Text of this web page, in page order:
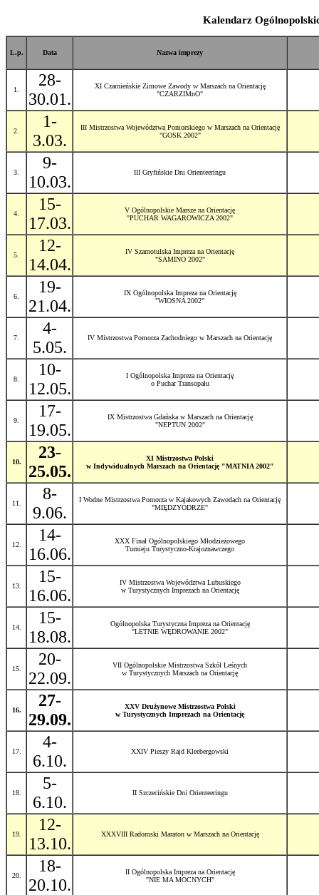
Kalendarz
L.p. Data Nazwa imprezy
1.
28-
30.01.
XI Czarnieńskie Zimowe Zawody w Marszach na Orientację
"CZARZIMnO"
2.
1-
3.03.
III Mistrzostwa Województwa Pomorskiego w Marszach na Orientację
"GOSK 2002"
3.
9-
10.03.
III Gryfińskie Dni Orienteeringu
4.
15-
17.03.
V Ogólnopolskie Marsze na Orientację
"PUCHAR WAGAROWICZA 2002"
5.
12-
14.04.
IV Szamotulska Impreza na Orientację
"SAMINO 2002"
6.
19-
21.04.
IX Ogólnopolska Impreza na Orientację
"WIOSNA 2002"
7.
4-
5.05.
IV Mistrzostwa Pomorza Zachodniego w Marszach na Orientację
8.
10-
12.05.
I Ogólnopolska Impreza na Orientację
o Puchar Transopału
9.
17-
19.05.
IX Mistrzostwa Gdańska w Marszach na Orientację
"NEPTUN 2002"
10.
23-
25.05.
XI Mistrzostwa Polski
w Indywidualnych Marszach na Orientację "MATNIA 2002"
11.
8-
9.06.
I Wodne Mistrzostwa Pomorza w Kajakowych Zawodach na Orientację
"MIĘDZYODRZE"
12.
14-
16.06.
XXX Finał Ogólnopolskiego Młodzieżowego
Turnieju Turystyczno-Krajoznawczego
13.
15-
16.06.
IV Mistrzostwa Województwa Lubuskiego
w Turystycznych Imprezach na Orientację
14.
15-
18.08.
Ogólnopolska Turystyczna Impreza na Orientację
"LETNIE WĘDROWANIE 2002"
15.
20-
22.09.
VII Ogólnopolskie Mistrzostwa Szkół Leśnych
w Turystycznych Marszach na Orientację
16.
27-
29.09.
XXV Drużynowe Mistrzostwa Polski
w Turystycznych Imprezach na Orientację
17.
4-
6.10.
XXIV Pieszy Rajd Kleebergowski
18.
5-
6.10.
II Szczecińskie Dni Orienteeringu
19.
12-
13.10.
XXXVIII Radomski Maraton w Marszach na Orientację
20.
18-
20.10.
II Ogólnopolska Impreza na Orientację
"NIE MA MOCNYCH"